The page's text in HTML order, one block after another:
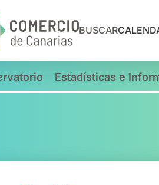
BUSCAR
Estadísticas e